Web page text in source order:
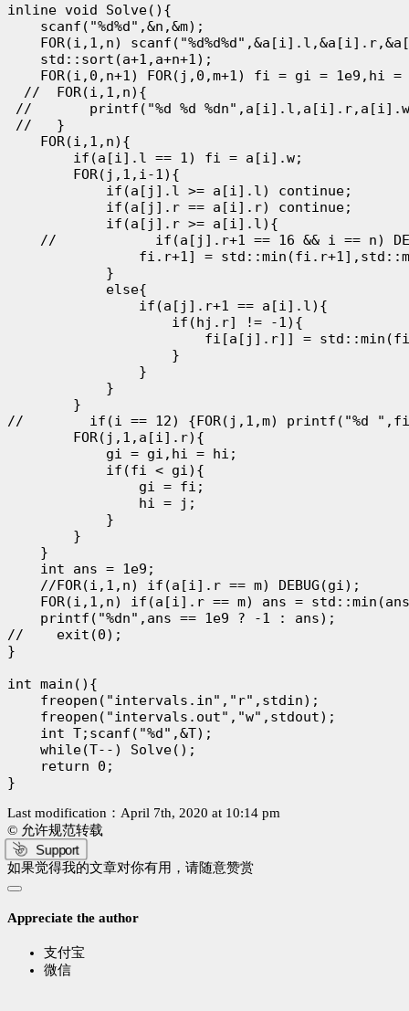
inline void Solve(){
    scanf("%d%d",&n,&m);
FOR(i,1,n)
    std::sort(a+1,a+n+1);
FOR(i,0,n+1) FOR(j,0,m+1) fi = gi = 1e9,hi =
  //  FOR(i,1,n){
//       printf("%d %d
//   }
    FOR(i,1,n){
        if(a[i].l == 1) fi = a[i].w;
        FOR(j,1,i-1){
            if(a[j].l >= a[i].l) continue;
            if(a[j].r == a[i].r) continue;
            if(a[j].r >= a[i].l){
//            if(a[j].r+1 == 16 && i == n)
fi.r+1] =
            }
            else{
                if(a[j].r+1 == a[i].l){
                    if(hj.r] != -1){
fi[a[j].r]] =
                    }
                }
            }
        }
//        if(i == 12) {FOR(j,1,m) printf("%d
        FOR(j,1,a[i].r){
            gi = gi,hi = hi;
            if(fi < gi){
                gi = fi;
                hi = j;
            }
        }
    }
    int ans = 1e9;
    //FOR(i,1,n) if(a[i].r == m) DEBUG(gi);
FOR(i,1,n) if(a[i].r == m) ans =
    printf("%dn",ans == 1e9 ? -1 : ans);
//    exit(0);
}
int main(){
    freopen("intervals.in","r",stdin);
    freopen("intervals.out","w",stdout);
    int T;scanf("%d",&T);
    while(T--) Solve();
    return 0;
Last modification：April 7th, 2020 at 10:14 pm
© 允许规范转载
Support
如果觉得我的文章对你有用，请随意赞赏
Appreciate the author
支付宝
微信